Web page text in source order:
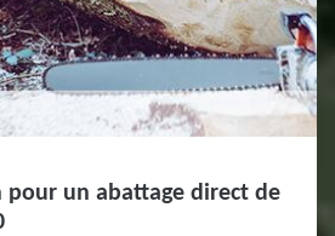
pour un abattage direct de